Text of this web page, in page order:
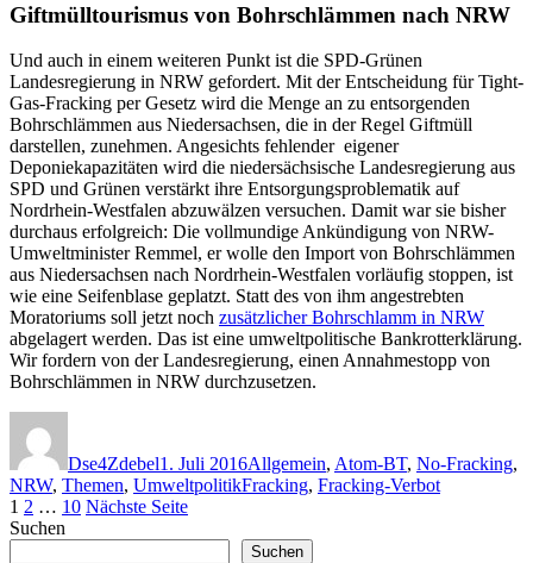
Giftmülltourismus von Bohrschlämmen nach NRW
Und auch in einem weiteren Punkt ist die SPD-Grünen
Landesregierung in NRW gefordert. Mit der Entscheidung für Tight-
Gas-Fracking per Gesetz wird die Menge an zu entsorgenden
Bohrschlämmen aus Niedersachsen, die in der Regel Giftmüll
darstellen, zunehmen. Angesichts fehlender eigener
Deponiekapazitäten wird die niedersächsische Landesregierung aus
SPD und Grünen verstärkt ihre Entsorgungsproblematik auf
Nordrhein-Westfalen abzuwälzen versuchen. Damit war sie bisher
durchaus erfolgreich: Die vollmundige Ankündigung von NRW-
Umweltminister Remmel, er wolle den Import von Bohrschlämmen
aus Niedersachsen nach Nordrhein-Westfalen vorläufig stoppen, ist
wie eine Seifenblase geplatzt. Statt des von ihm angestrebten
Moratoriums soll jetzt noch zusätzlicher Bohrschlamm in NRW
abgelagert werden. Das ist eine umweltpolitische Bankrotterklärung.
Wir fordern von der Landesregierung, einen Annahmestopp von
Bohrschlämmen in NRW durchzusetzen.
Dse4Zdebel1. Juli 2016Allgemein, Atom-BT, No-Fracking,
NRW, Themen, UmweltpolitikSchlagwörter
Fracking, Fracking-Verbot
Seitennummerierung
der
Seite
1 Seite
2 … Seite
10 Nächste Seite
Suchen
Suchen